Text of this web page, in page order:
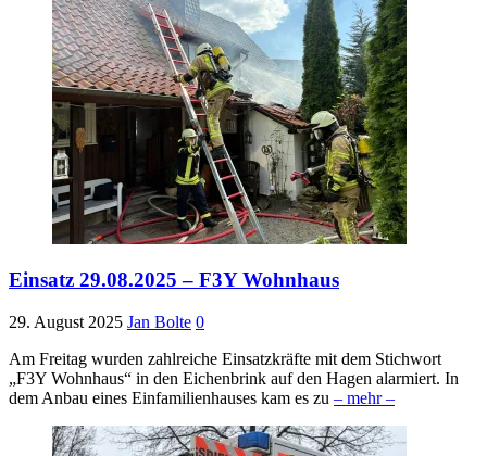
Einsatz 29.08.2025 – F3Y Wohnhaus
29. August 2025 Jan Bolte 0
Am Freitag wurden zahlreiche Einsatzkräfte mit dem Stichwort
„F3Y Wohnhaus“ in den Eichenbrink auf den Hagen alarmiert. In
dem Anbau eines Einfamilienhauses kam es zu – mehr –